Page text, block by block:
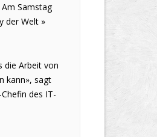
Samstag
der Welt »
die Arbeit von
kann», sagt
des IT-